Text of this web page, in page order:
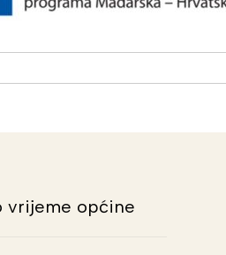
vrijeme općine